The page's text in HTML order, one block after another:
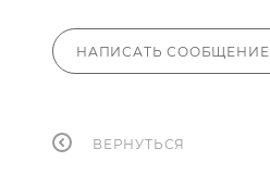
НАПИСАТЬ СООБЩЕНИЕ
ВЕРНУТЬСЯ